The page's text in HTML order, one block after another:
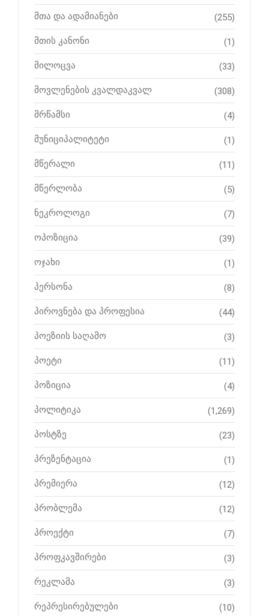
მთა და ადამიანები (255)
მთის კანონი (1)
მილოცვა (33)
მოვლენების კვალდაკვალ (308)
მრწამსი (4)
მუნიციპალიტეტი (1)
მწერალი (11)
მწერლობა (5)
ნეკროლოგი (7)
ოპოზიცია (39)
ოჯახი (1)
პერსონა (8)
პიროვნება და პროფესია (44)
პოეზიის საღამო (3)
პოეტი (11)
პოზიცია (4)
პოლიტიკა (1,269)
პოსტზე (23)
პრეზენტაცია (1)
პრემიერა (12)
პრობლემა (12)
პროექტი (7)
პროფკავშირები (3)
რეკლამა (3)
რეპრესირებულები (10)